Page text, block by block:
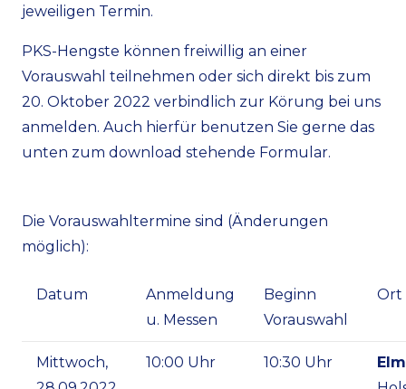
jeweiligen Termin.
PKS-Hengste können freiwillig an einer
Vorauswahl teilnehmen oder sich direkt bis zum
20. Oktober 2022 verbindlich zur Körung bei uns
anmelden. Auch hierfür benutzen Sie gerne das
unten zum download stehende Formular.
Die Vorauswahltermine sind (Änderungen
möglich):
Datum
Anmeldung
u. Messen
Beginn
Vorauswahl
Ort
Mittwoch,
10:00 Uhr 10:30 Uhr